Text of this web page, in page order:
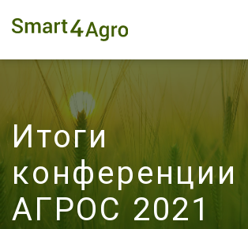
Итоги
конференции
АГРОС 2021